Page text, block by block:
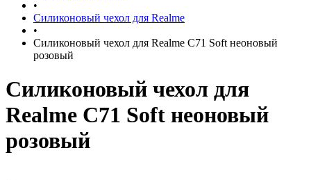
•
Силиконовый чехол для Realme
•
Силиконовый чехол для Realme C71 Soft неоновый
розовый
Силиконовый чехол для
Realme C71 Soft неоновый
розовый